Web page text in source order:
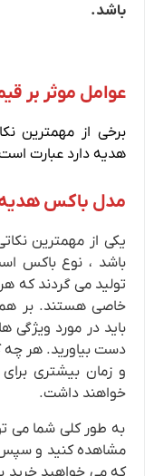
باشد.
عوامل موثر بر
برخی از مهمترین
هدیه دارد عبارت است
مدل باکس
یکی از مهمترین
باشد ، نوع باکس
تولید می گردند که
خاصی هستند. بر
باید در مورد
دست بیاورید. هر چه
و زمان بیشتری
خواهند داشت.
به طور کلی شما می
مشاهده کنید و سپس
که می خواهید خرید